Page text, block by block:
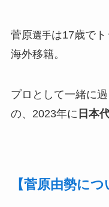
菅原選手は17歳で
海外移籍。
プロとして一緒に
の、2023年に 日本
【菅原由勢につ